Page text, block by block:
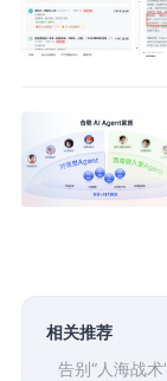
相关推荐
告别“人海战